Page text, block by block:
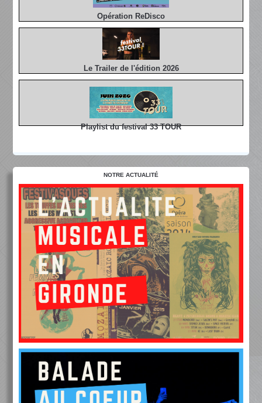
Opération ReDisco
Le Trailer de l'édition 2026
Playlist du festival 33 TOUR
NOTRE ACTUALITÉ